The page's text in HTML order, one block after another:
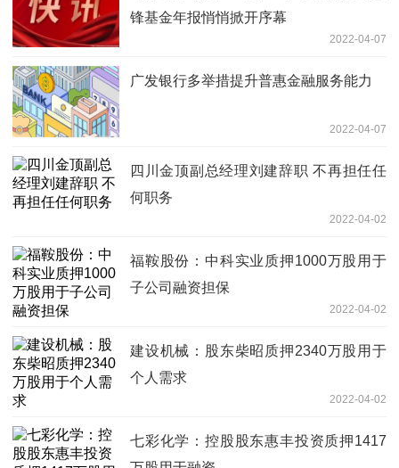
锋基金年报悄悄掀开序幕
2022-04-07
广发银行多举措提升普惠金融服务能力
2022-04-07
四川金顶副总经理刘建辞职 不再担任任
何职务
2022-04-02
福鞍股份：中科实业质押1000万股用于
子公司融资担保
2022-04-02
建设机械：股东柴昭质押2340万股用于
个人需求
2022-04-02
七彩化学：控股股东惠丰投资质押1417